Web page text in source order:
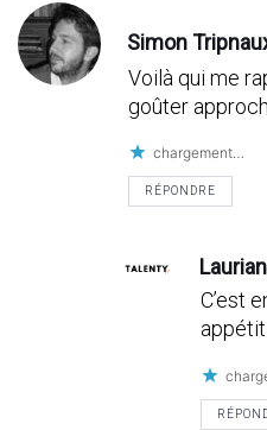
Simon
Voilà qui me
goûter
chargement…
RÉPONDRE
C’est
appétit